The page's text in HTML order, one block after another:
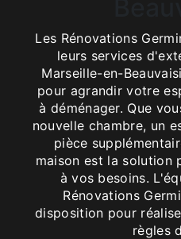
Les Rénovations
leurs services
Marseille-en-
pour agrandir votre
à déménager. Que
nouvelle chambre, un
pièce
maison est la solution
à vos besoins.
Rénovations
disposition pour
règles